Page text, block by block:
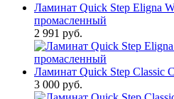
Ламинат Quick Step Eligna
промасленный
2 991 руб.
Ламинат Quick Step Classic
3 000 руб.